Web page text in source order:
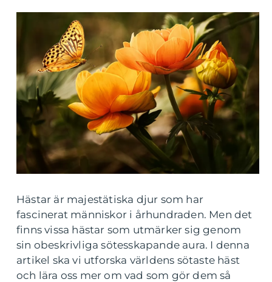
Hästar är majestätiska djur som har
fascinerat människor i århundraden. Men det
finns vissa hästar som utmärker sig genom
sin obeskrivliga sötesskapande aura. I denna
artikel ska vi utforska världens sötaste häst
och lära oss mer om vad som gör dem så